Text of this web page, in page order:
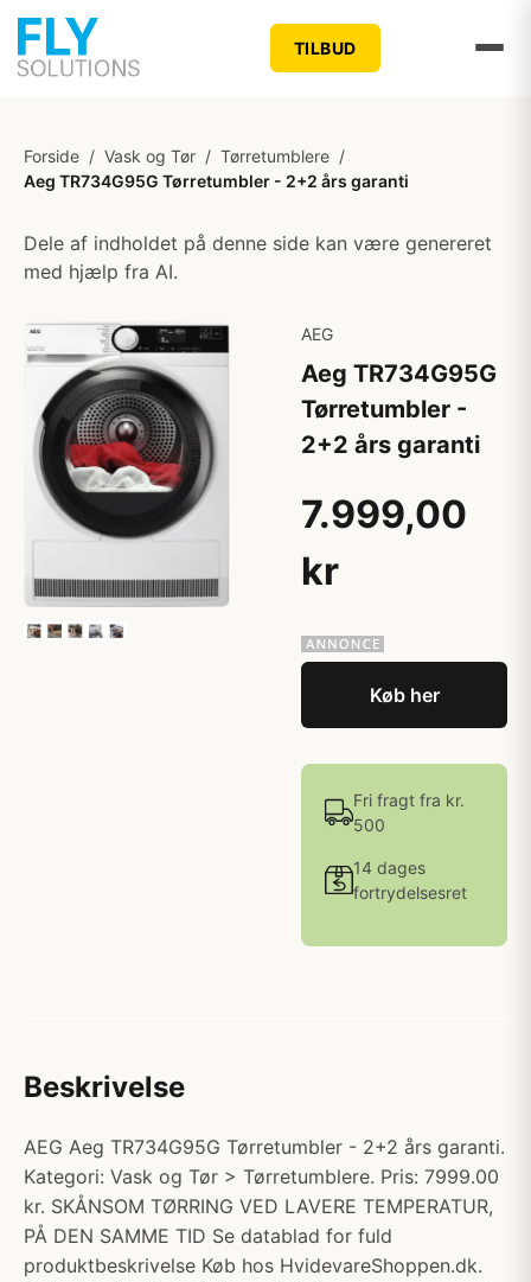
TILBUD
Forside / Vask og Tør / Tørretumblere /
Aeg TR734G95G Tørretumbler - 2+2 års garanti
Dele af indholdet på denne side kan være genereret
med hjælp fra AI.
AEG
Aeg TR734G95G
Tørretumbler -
2+2 års garanti
7.999,00
kr
Køb her
Fri fragt fra kr.
500
14 dages
fortrydelsesret
Beskrivelse
AEG Aeg TR734G95G Tørretumbler - 2+2 års garanti.
Kategori: Vask og Tør > Tørretumblere. Pris: 7999.00
kr. SKÅNSOM TØRRING VED LAVERE TEMPERATUR,
PÅ DEN SAMME TID Se datablad for fuld
produktbeskrivelse Køb hos HvidevareShoppen.dk.